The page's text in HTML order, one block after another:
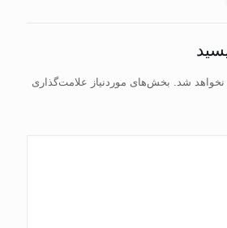
شد.
بخش‌های موردنیاز علامت‌گذاری